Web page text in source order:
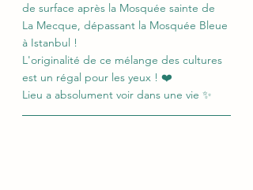
de surface après la Mosquée sainte de
La Mecque, dépassant la Mosquée Bleue
à Istanbul !
L'originalité de ce mélange des cultures
est un régal pour les yeux ! ❤️
Lieu a absolument voir dans une vie ✨